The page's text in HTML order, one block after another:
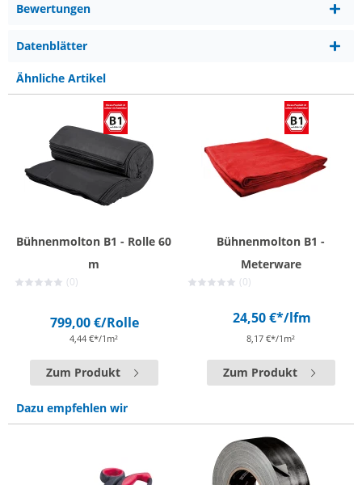
Bewertungen
Datenblätter
Ähnliche Artikel
Bühnenmolton B1 - Rolle 60
m
(0)
799,00 €/Rolle
4,44 €*/1m²
Zum Produkt
Bühnenmolton B1 -
Meterware
(0)
24,50 €*/lfm
8,17 €*/1m²
Zum Produkt
Dazu empfehlen wir